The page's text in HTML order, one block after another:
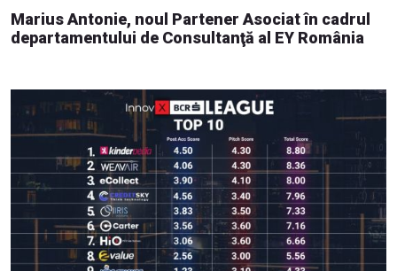
Marius Antonie, noul Partener Asociat în cadrul
departamentului de Consultanţă al EY România